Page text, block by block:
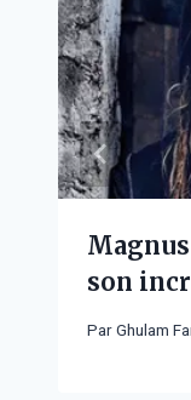
son
ParGhulam